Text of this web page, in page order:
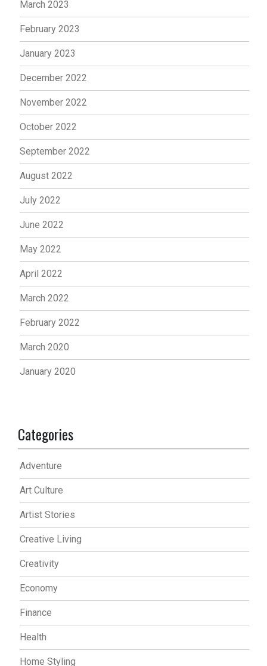
March 2023
February 2023
January 2023
December 2022
November 2022
October 2022
September 2022
August 2022
July 2022
June 2022
May 2022
April 2022
March 2022
February 2022
March 2020
January 2020
Categories
Adventure
Art Culture
Artist Stories
Creative Living
Creativity
Economy
Finance
Health
Home Styling